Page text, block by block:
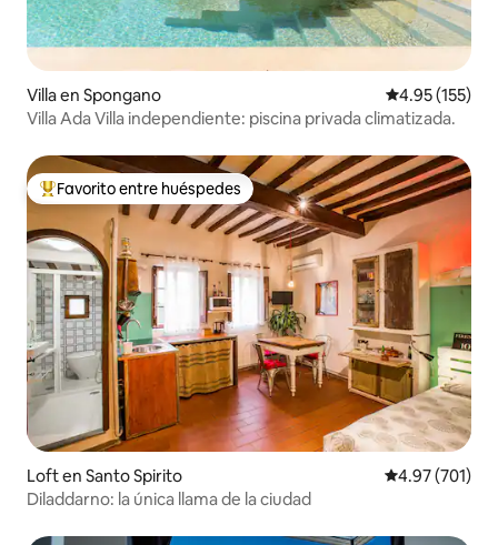
Villa en Spongano Calificación
4.95 (155)
Villa Ada Villa independiente: piscina privada climatizada.
Favorito entre huéspedes preferido
Favorito entre huéspedes
Loft en Santo Spirito Calificación
4.97 (701)
Diladdarno: la única llama de la ciudad